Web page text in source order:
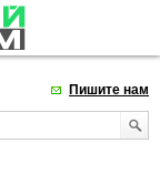
Пишите нам